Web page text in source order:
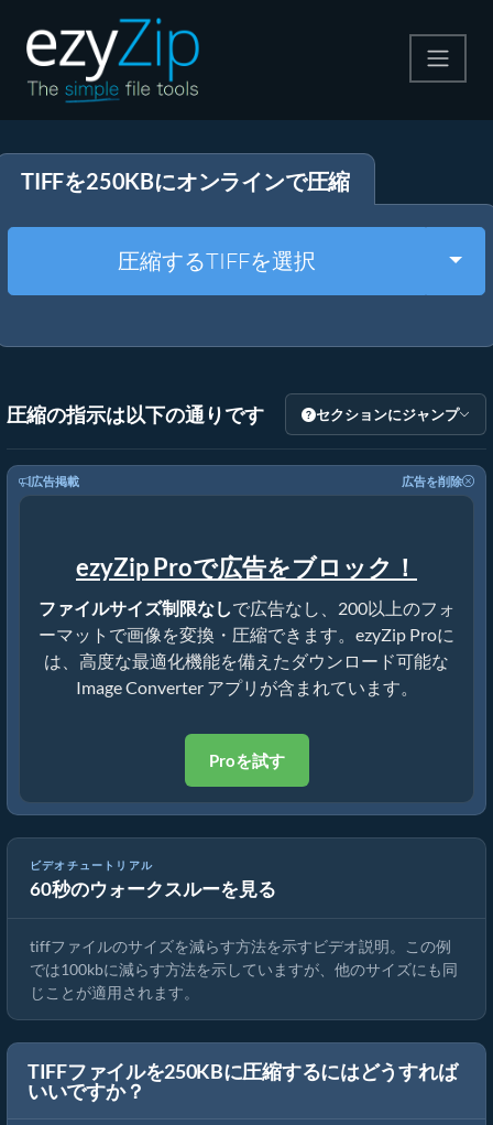
解凍する
その他のツール
TIFFを250KBにオンラインで圧縮
圧縮するTIFFを選択
圧縮の指示は以下の通りです セクションにジャンプ
広告掲載 広告を削除
ezyZip Proで広告をブロック！
ファイルサイズ制限なしで広告なし、200以上のフォ
ーマットで画像を変換・圧縮できます。ezyZip Proに
は、高度な最適化機能を備えたダウンロード可能な
Image Converter アプリが含まれています。
Proを試す
ビデオチュートリアル
60秒のウォークスルーを見る
オンラインで画像のサイズを縮小する方法
tiffファイルのサイズを減らす方法を示すビデオ説明。この例
では100kbに減らす方法を示していますが、他のサイズにも同
じことが適用されます。
TIFFファイルを250KBに圧縮するにはどうすれば
いいですか？